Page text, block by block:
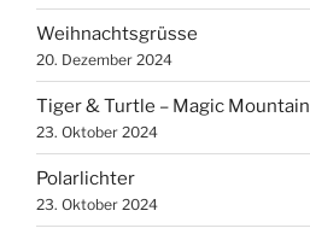
Weihnachtsgrüsse
20. Dezember 2024
Tiger & Turtle – Magic Mountain
23. Oktober 2024
Polarlichter
23. Oktober 2024